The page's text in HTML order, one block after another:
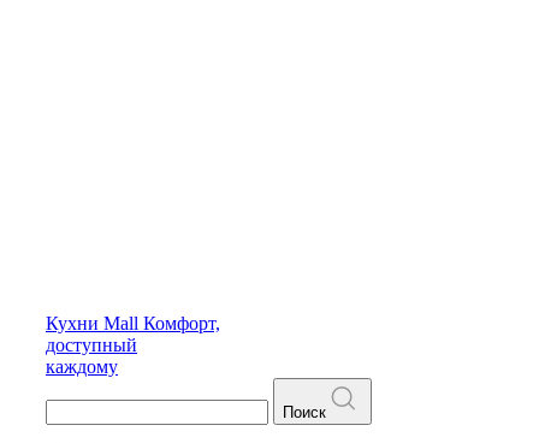
Кухни Mall Комфорт,
доступный
каждому
Поиск